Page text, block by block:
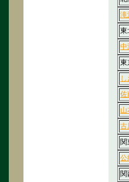
滝
東
中
東
佐
山
古
関
公
関